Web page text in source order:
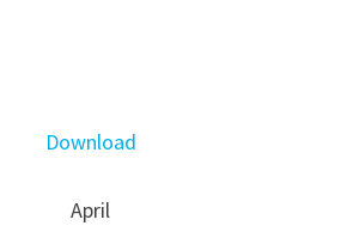
Download
April